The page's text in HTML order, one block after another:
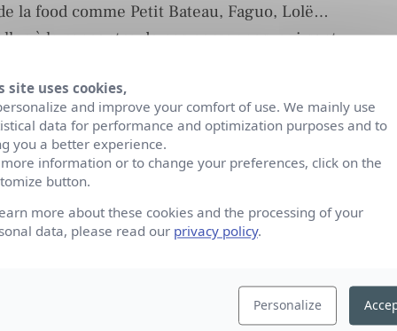
la food comme Petit Bateau, Faguo, Lolë…
à la rencontre de ces personnes, qui sont
pédagogie auprès de nos clients
site uses cookies,
and improve your comfort of use. We mainly use
data for performance and optimization purposes and to
you a better experience.
information or to change your preferences, click on the
button.
more about these cookies and the processing of your
data, please read our privacy policy.
Personalize